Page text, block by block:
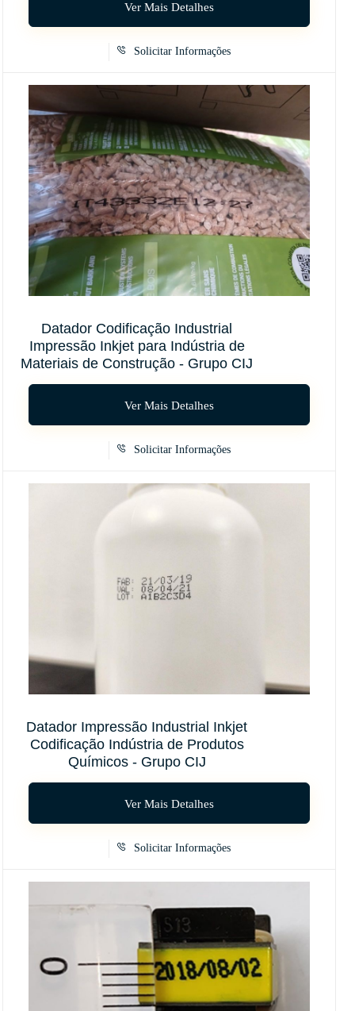
Ver Mais Detalhes
Solicitar Informações
Datador Codificação Industrial
Impressão Inkjet para Indústria de
Materiais de Construção - Grupo CIJ
Ver Mais Detalhes
Solicitar Informações
Datador Impressão Industrial Inkjet
Codificação Indústria de Produtos
Químicos - Grupo CIJ
Ver Mais Detalhes
Solicitar Informações